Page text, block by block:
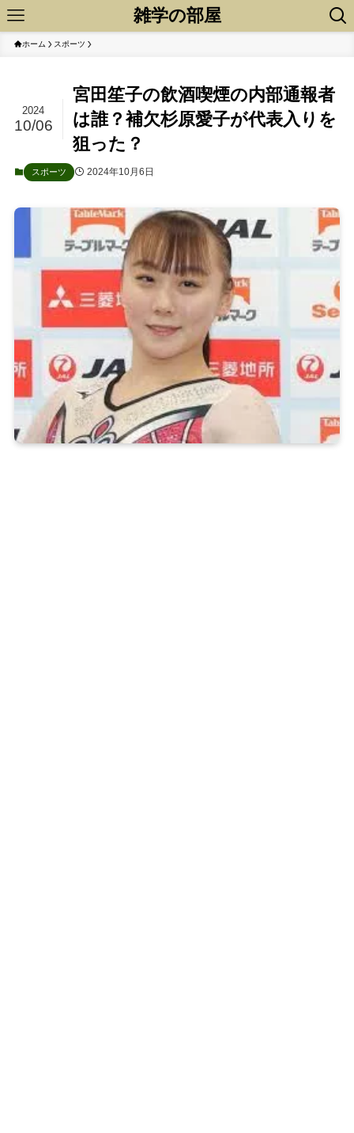
雑学の部屋
ホーム スポーツ
宮田笙子の飲酒喫煙の内部通報者
は誰？補欠杉原愛子が代表入りを
狙った？
2024
10/06
スポーツ 2024年10月6日